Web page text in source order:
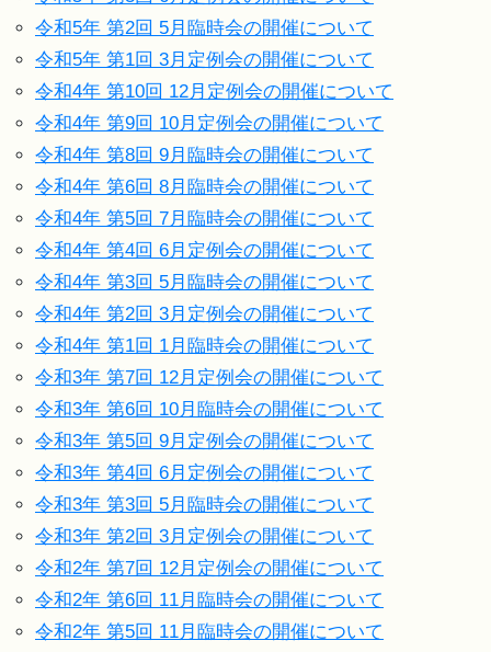
令和5年 第2回 5月臨時会の開催について
令和5年 第1回 3月定例会の開催について
令和4年 第10回 12月定例会の開催について
令和4年 第9回 10月定例会の開催について
令和4年 第8回 9月臨時会の開催について
令和4年 第6回 8月臨時会の開催について
令和4年 第5回 7月臨時会の開催について
令和4年 第4回 6月定例会の開催について
令和4年 第3回 5月臨時会の開催について
令和4年 第2回 3月定例会の開催について
令和4年 第1回 1月臨時会の開催について
令和3年 第7回 12月定例会の開催について
令和3年 第6回 10月臨時会の開催について
令和3年 第5回 9月定例会の開催について
令和3年 第4回 6月定例会の開催について
令和3年 第3回 5月臨時会の開催について
令和3年 第2回 3月定例会の開催について
令和2年 第7回 12月定例会の開催について
令和2年 第6回 11月臨時会の開催について
令和2年 第5回 11月臨時会の開催について